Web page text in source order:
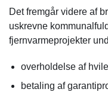
Det fremgår videre af
uskrevne
fjernvarmeprojekter
overholdelse af
betaling af